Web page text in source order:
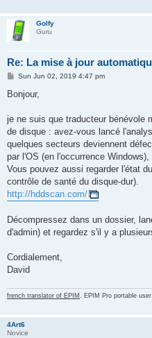
Golfy
Guru
Re: La mise à jour
P
s
Sun Jun 02, 2019 4:47 pm
Bonjour,
je ne suis que traducteur bénévole
de disque : avez-vous lancé
quelques secteurs deviennent
par l'OS (en l'occurrence
Vous pouvez aussi regarder l'état
contrôle de santé du disque-dur).
http://hddscan.com/
Décompressez dans un dossier,
d'admin) et regardez s'il y a
Cordialement,
David
french translator of EPIM . EPIM Pro portable
4Art6
Novice